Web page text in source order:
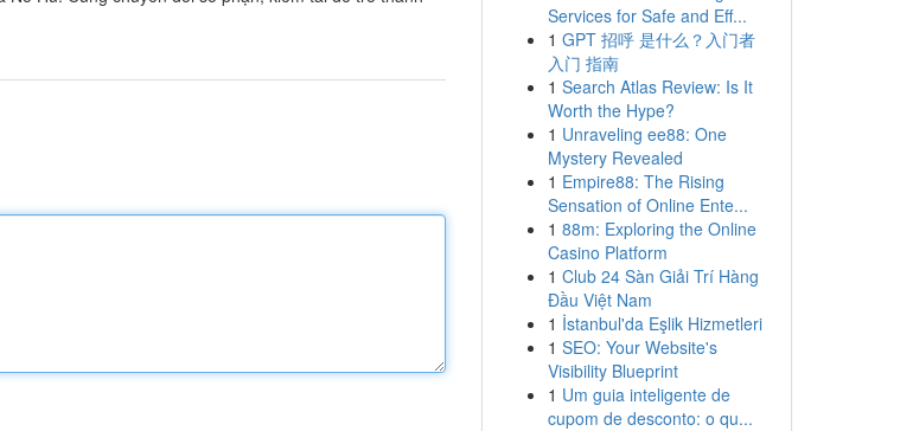
Services for Safe and Eff...
1 GPT 招呼 是什么？入门者
入门 指南
1 Search Atlas Review: Is It
Worth the Hype?
1 Unraveling ee88: One
Mystery Revealed
1 Empire88: The Rising
Sensation of Online Ente...
1 88m: Exploring the Online
Casino Platform
1 Club 24 Sàn Giải Trí Hàng
Đầu Việt Nam
1 İstanbul'da Eşlik Hizmetleri
1 SEO: Your Website's
Visibility Blueprint
1 Um guia inteligente de
cupom de desconto: o qu...